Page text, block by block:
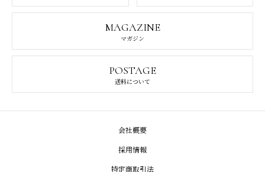
MAGAZINE
マガジン
POSTAGE
送料について
会社概要
採用情報
特定商取引法